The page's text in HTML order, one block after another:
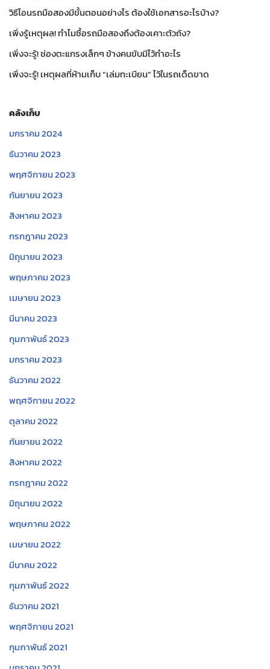
วิธีโอนรถมือสองมีขั้นตอนอย่างไร ต้องใช้เอกสารอะไรบ้าง?
เพิ่งรู้เหตุผล! ทำไมซื้อรถมือสองถึงต้องเคาะตัวถัง?
เพิ่งจะรู้! ช่องตะแกรงเล็กๆ ข้างคนขับมีไว้ทำอะไร
เพิ่งจะรู้! เหตุผลที่ห้ามเก็บ “เล่มทะเบียน” ไว้ในรถเด็ดขาด
คลังเก็บ
มกราคม 2024
ธันวาคม 2023
พฤศจิกายน 2023
กันยายน 2023
สิงหาคม 2023
กรกฎาคม 2023
มิถุนายน 2023
พฤษภาคม 2023
เมษายน 2023
มีนาคม 2023
กุมภาพันธ์ 2023
มกราคม 2023
ธันวาคม 2022
พฤศจิกายน 2022
ตุลาคม 2022
กันยายน 2022
สิงหาคม 2022
กรกฎาคม 2022
มิถุนายน 2022
พฤษภาคม 2022
เมษายน 2022
มีนาคม 2022
กุมภาพันธ์ 2022
ธันวาคม 2021
พฤศจิกายน 2021
กุมภาพันธ์ 2021